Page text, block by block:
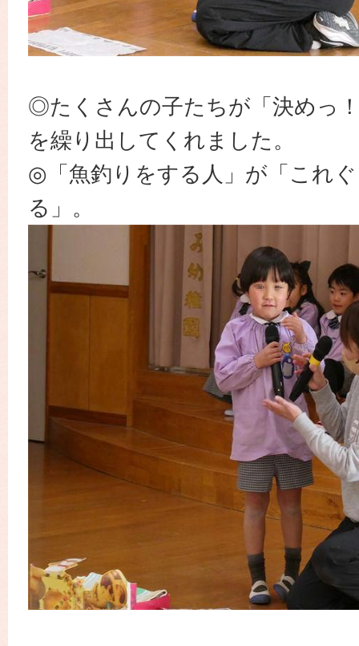
◎たくさんの子たちが「決めっ
を繰り出してくれました。
◎「魚釣りをする人」が「これ
る」。